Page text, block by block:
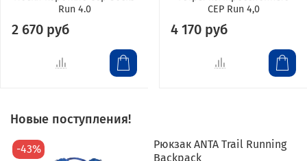
Run 4.0
2 670 руб
CEP Run 4,0
4 170 руб
Новые поступления!
-43%
Рюкзак ANTA Trail Running
Backpack